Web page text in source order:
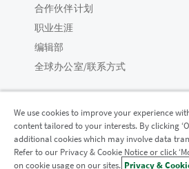
合作伙伴计划
职业生涯
编辑部
全球办公室/联系方式
Qlik 社区
We use cookies to improve your experience
content tailored to your interests. By clicking
additional cookies which may involve data
Refer to our Privacy & Cookie Notice or click
on cookie usage on our sites. Privacy &